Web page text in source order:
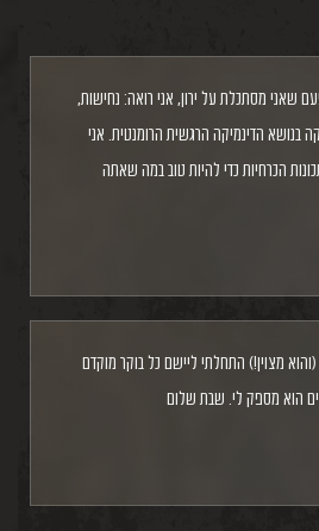
שאני מסתכלת על ירון, אני רואה: נחישות,
בנושא הדינמיקה הרגשית הרומנטית. אני
הכרחיות כדי להיות טוב במה שאתה
(והוא מצוין!) התחלתי ליישם כל בוקר מוקדם
הוא מספק לי. שבת שלום